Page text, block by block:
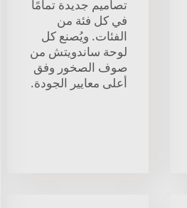
تصاميم جديدة تمامًا
في كل فئة من
الفئات. ويُصنع كل
لوحة ساندويتش من
صوف الصخور وفق
أعلى معايير الجودة.